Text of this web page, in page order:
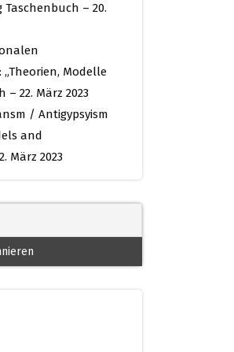
– 20.
Modelle
– 22. März 2023
/ Antigypsyism
and
März 2023